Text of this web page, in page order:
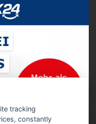
tracking
constantly